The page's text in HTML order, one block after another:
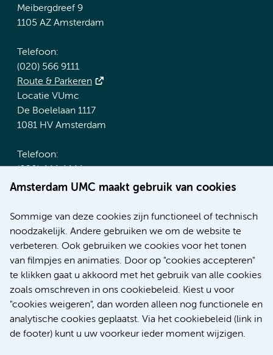
Amsterdam UMC maakt gebruik van cookies
Sommige van deze cookies zijn functioneel of technisch
noodzakelijk. Andere gebruiken we om de website te
verbeteren. Ook gebruiken we cookies voor het tonen
van filmpjes en animaties. Door op "cookies accepteren"
te klikken gaat u akkoord met het gebruik van alle cookies
zoals omschreven in ons cookiebeleid. Kiest u voor
"cookies weigeren", dan worden alleen nog functionele en
analytische cookies geplaatst. Via het cookiebeleid (link in
de footer) kunt u uw voorkeur ieder moment wijzigen.
Meibergdreef 9
1105 AZ Amsterdam
Telefoon:
(020) 566 9111
Route & Parkeren
Locatie VUmc
De Boelelaan 1117
1081 HV Amsterdam
Telefoon:
(020) 444 4444
Route & Parkeren
Meer Amsterdam UMC websites:
Werken bij Amsterdam UMC
Over Amsterdam UMC
Nieuws
Research
Educatie Locatie VUmc